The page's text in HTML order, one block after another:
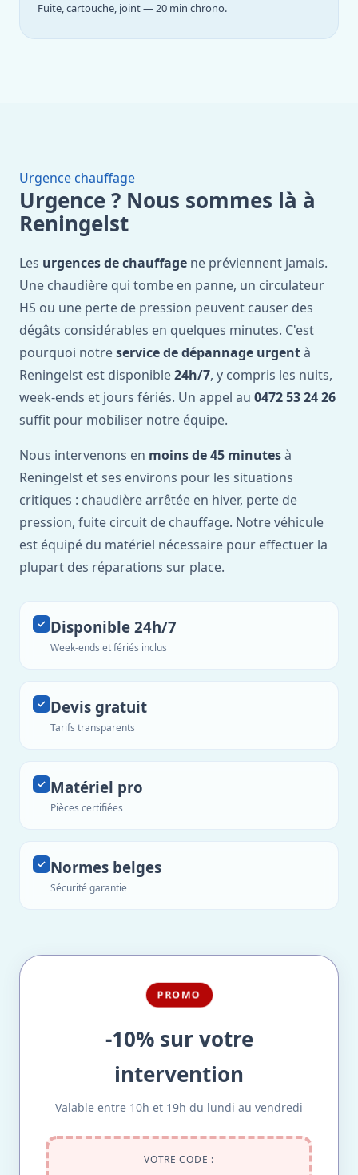
Fuite, cartouche, joint — 20 min chrono.
Urgence chauffage
Urgence ? Nous sommes là à
Reningelst
Les urgences de chauffage ne préviennent jamais.
Une chaudière qui tombe en panne, un circulateur
HS ou une perte de pression peuvent causer des
dégâts considérables en quelques minutes. C'est
pourquoi notreservice de dépannage urgentà
Reningelst est disponible24h/7, y compris les nuits,
week-ends et jours fériés. Un appel au 0472 53 24 26
suffit pour mobiliser notre équipe.
Nous intervenons en moins de 45 minutesà
Reningelst et ses environs pour les situations
critiques : chaudière arrêtée en hiver, perte de
pression, fuite circuit de chauffage. Notre véhicule
est équipé du matériel nécessaire pour effectuer la
plupart des réparations sur place.
Disponible 24h/7
Week-ends et fériés inclus
Devis gratuit
Tarifs transparents
Matériel pro
Pièces certifiées
Normes belges
Sécurité garantie
PROMO
-10% sur votre
intervention
Valable entre 10h et 19h du lundi au vendredi
VOTRE CODE :